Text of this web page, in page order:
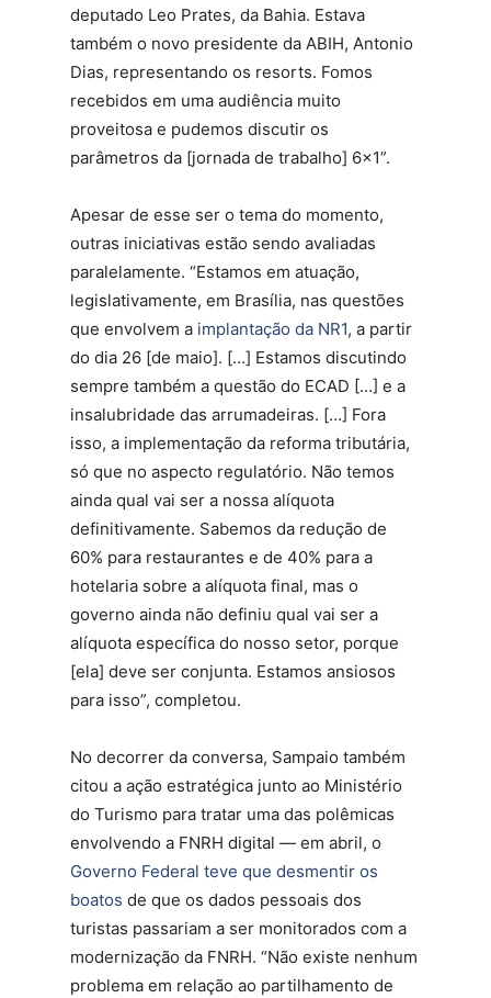
deputado Leo Prates, da Bahia. Estava
também o novo presidente da ABIH, Antonio
Dias, representando os resorts. Fomos
recebidos em uma audiência muito
proveitosa e pudemos discutir os
parâmetros da [jornada de trabalho] 6×1”.
Apesar de esse ser o tema do momento,
outras iniciativas estão sendo avaliadas
paralelamente. “Estamos em atuação,
legislativamente, em Brasília, nas questões
que envolvem a implantação da NR1, a partir
do dia 26 [de maio]. […] Estamos discutindo
sempre também a questão do ECAD […] e a
insalubridade das arrumadeiras. […] Fora
isso, a implementação da reforma tributária,
só que no aspecto regulatório. Não temos
ainda qual vai ser a nossa alíquota
definitivamente. Sabemos da redução de
60% para restaurantes e de 40% para a
hotelaria sobre a alíquota final, mas o
governo ainda não definiu qual vai ser a
alíquota específica do nosso setor, porque
[ela] deve ser conjunta. Estamos ansiosos
para isso”, completou.
No decorrer da conversa, Sampaio também
citou a ação estratégica junto ao Ministério
do Turismo para tratar uma das polêmicas
envolvendo a FNRH digital — em abril, o
Governo Federal teve que desmentir os
boatos de que os dados pessoais dos
turistas passariam a ser monitorados com a
modernização da FNRH. “Não existe nenhum
problema em relação ao partilhamento de